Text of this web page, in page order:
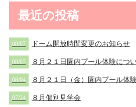
最近の投稿
08/07 ドーム開放時間変更のお知らせ
08/07 ８月２１日園内プール体験につ
08/04 ８月２１日（金）園内プール体
07/24 ８月個別見学会